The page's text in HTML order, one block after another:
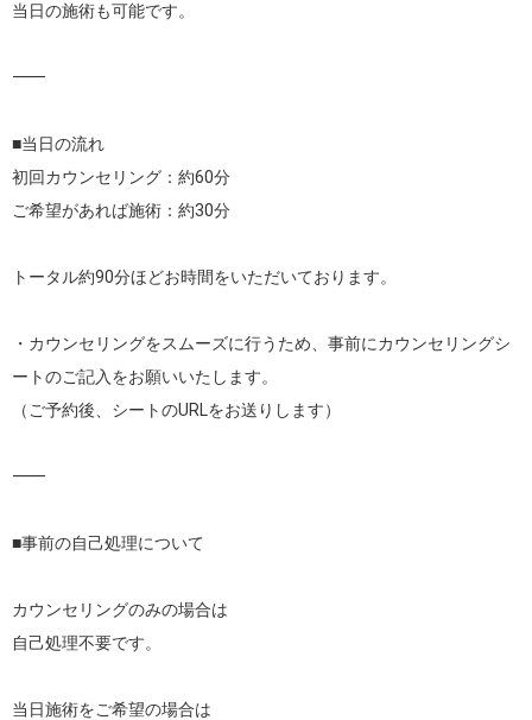
当日の施術も可能です。
⸻
■当日の流れ
初回カウンセリング：約60分
ご希望があれば施術：約30分
トータル約90分ほどお時間をいただいております。
・カウンセリングをスムーズに行うため、事前にカウンセリングシ
ートのご記入をお願いいたします。
（ご予約後、シートのURLをお送りします）
⸻
■事前の自己処理について
カウンセリングのみの場合は
自己処理不要です。
当日施術をご希望の場合は